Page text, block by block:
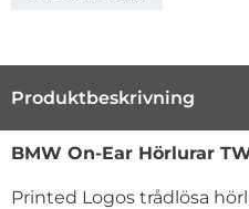
Produktbeskrivning
BMW On-Ear Hörlurar
Printed Logos trådlösa